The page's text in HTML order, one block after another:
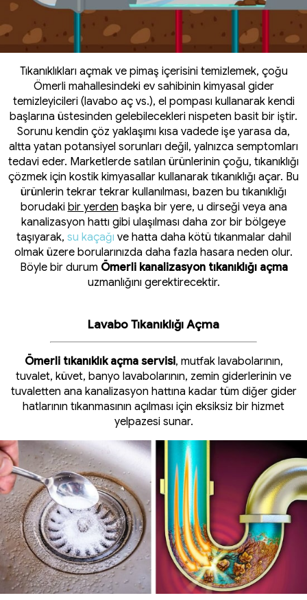
Tıkanıklıkları açmak ve pimaş içerisini temizlemek, çoğu
Ömerli mahallesindeki ev sahibinin kimyasal gider
temizleyicileri (lavabo aç vs.), el pompası kullanarak kendi
başlarına üstesinden gelebilecekleri nispeten basit bir iştir.
Sorunu kendin çöz yaklaşımı kısa vadede işe yarasa da,
altta yatan potansiyel sorunları değil, yalnızca semptomları
tedavi eder. Marketlerde satılan ürünlerinin çoğu, tıkanıklığı
çözmek için kostik kimyasallar kullanarak tıkanıklığı açar. Bu
ürünlerin tekrar tekrar kullanılması, bazen bu tıkanıklığı
borudaki bir yerden başka bir yere, u dirseği veya ana
kanalizasyon hattı gibi ulaşılması daha zor bir bölgeye
taşıyarak, su kaçağı ve hatta daha kötü tıkanmalar dahil
olmak üzere borularınızda daha fazla hasara neden olur.
Böyle bir durum Ömerli kanalizasyon tıkanıklığı açma
uzmanlığını gerektirecektir.
Lavabo Tıkanıklığı Açma
Ömerli tıkanıklık açma servisi, mutfak lavabolarının,
tuvalet, küvet, banyo lavabolarının, zemin giderlerinin ve
tuvaletten ana kanalizasyon hattına kadar tüm diğer gider
hatlarının tıkanmasının açılması için eksiksiz bir hizmet
yelpazesi sunar.